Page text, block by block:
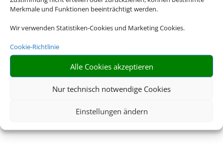
Merkmale und Funktionen beeinträchtigt werden.
Wir verwenden Statistiken-Cookies und Marketing Cookies.
Cookie-Richtlinie
Alle Cookies akzeptieren
Nur technisch notwendige Cookies
Einstellungen ändern